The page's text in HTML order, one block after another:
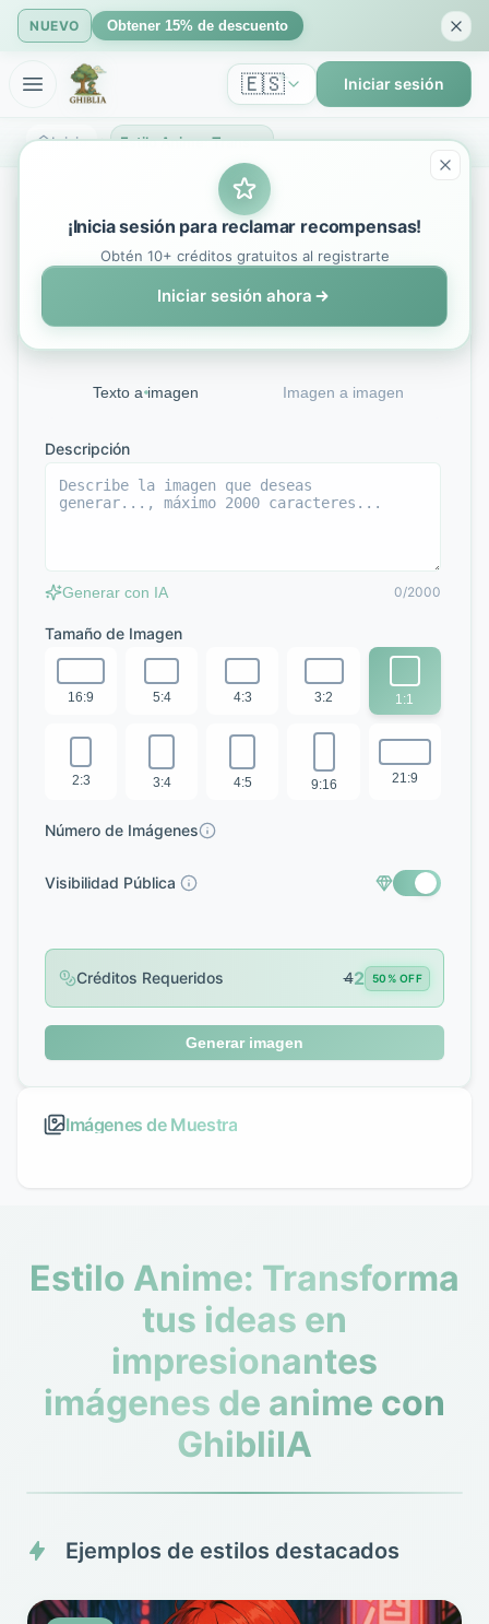
NUEVO Obtener 15% de descuento
🇪🇸 Iniciar sesión
Inicio Estilo Anime: Transforma tus ideas en impresionantes imágenes de anime - GhibliIA
Anime Style
Nano Banana
Powered by Advanced AI Anime Style Technology
Texto a imagen Imagen a imagen
Descripción
Generar con IA 0/2000
Tamaño de Imagen
16:9 5:4 4:3 3:2 1:1
2:3 3:4 4:5 9:16 21:9
Número de Imágenes
Visibilidad Pública
Créditos Requeridos 42 50% OFF
Generar imagen
Imágenes de Muestra
Estilo Anime: Transforma
tus ideas en
impresionantes
imágenes de anime con
GhibliIA
Ejemplos de estilos destacados
¡Inicia sesión para reclamar recompensas!
Obtén 10+ créditos gratuitos al registrarte
Iniciar sesión ahora